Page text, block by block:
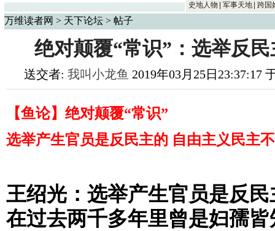
史地人物
军事天地 跨国
万维读者网 > 天下论坛 > 帖子
绝对颠覆“常识”：选举反
送交者: 我叫小龙鱼 2019年03月25日23:37:17
【鱼论】绝对颠覆“常识”
选举产生官员是反民主的 自由主义民主
王绍光：选举产生官员是反民
在过去两千多年里曾是妇孺皆